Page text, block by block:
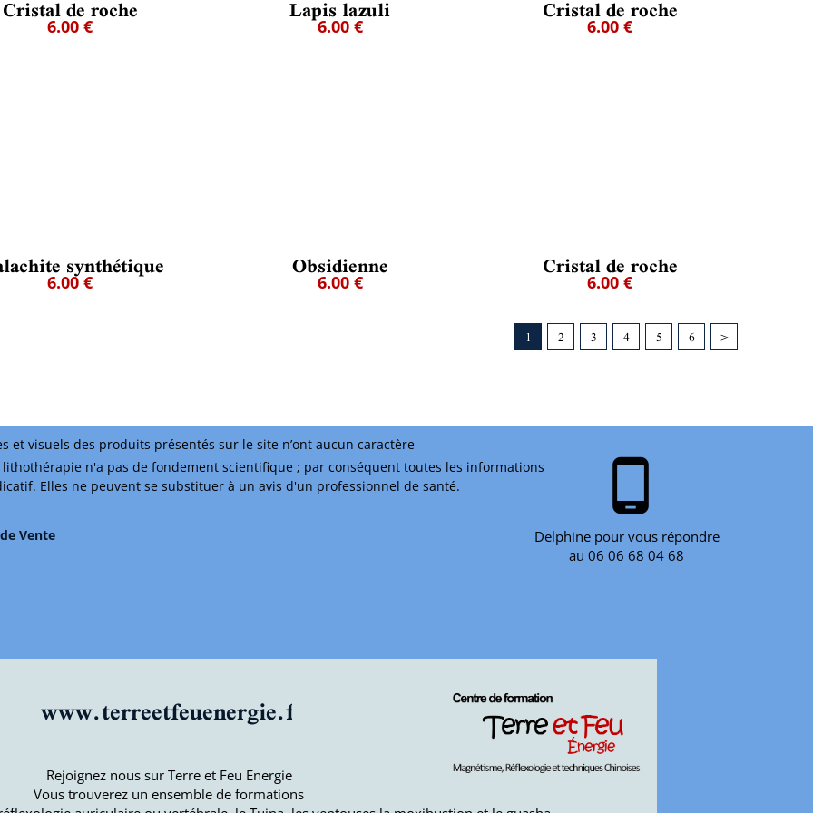
phone_android
Delphine pour vous répondre
au 06 06 68 04 68
Rejoignez nous sur Terre et Feu Energie
Vous trouverez un ensemble de formations
www.terreetfeuenergie.fr
et visuels des produits présentés sur le site n’ont aucun caractère
Vente
n'a pas de fondement scientifique ; par conséquent toutes les informations
Elles ne peuvent se substituer à un avis d'un professionnel de santé.
Cristal de roche
6.00 € Lapis lazuli
6.00 € Cristal de roche
6.00 €
synthétique
6.00 € Obsidienne
6.00 € Cristal de roche
6.00 €
1 2 3 4 5 6 >